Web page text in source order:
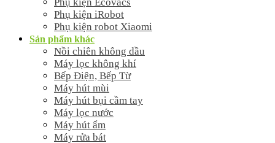
Phụ kiện Ecovacs
Phụ kiện iRobot
Phụ kiện robot Xiaomi
Sản phẩm khác
Nồi chiên không dầu
Máy lọc không khí
Bếp Điện, Bếp Từ
Máy hút mùi
Máy hút bụi cầm tay
Máy lọc nước
Máy hút ẩm
Máy rửa bát